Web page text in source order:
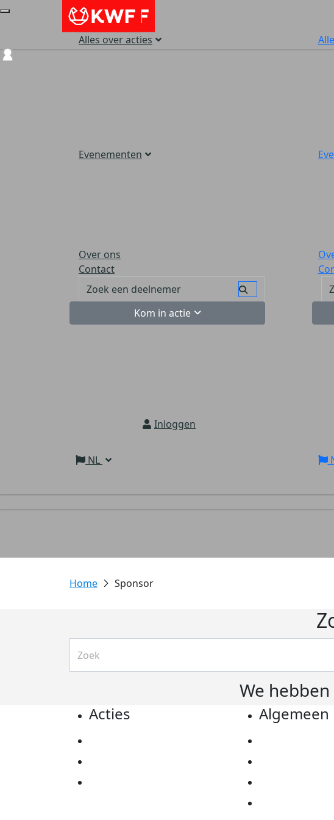
Alles over acties
Evenementen
Over ons
Contact
Kom in actie
Inloggen
NL
Sponsor
We
Acties Algemeen